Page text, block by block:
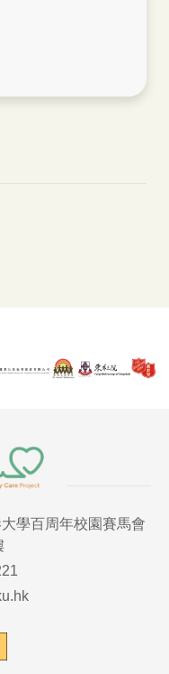
學百周年校園賽馬會